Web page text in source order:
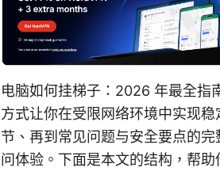
电脑如何挂梯子：2026 年最全指
方式让你在受限网络环境中实现
节、再到常见问题与安全要点的
问体验。下面是本文的结构，帮助